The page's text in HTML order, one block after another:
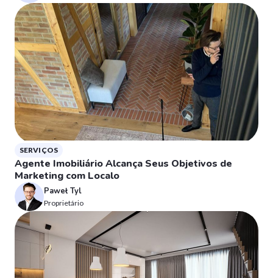
SERVIÇOS
Agente Imobiliário Alcança Seus Objetivos de
Marketing com Localo
Paweł Tyl
Proprietário